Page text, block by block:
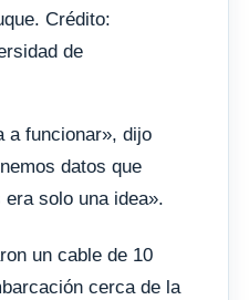
Crédito:
de
a funcionar», dijo
datos que
solo una idea».
un cable de 10
cerca de la